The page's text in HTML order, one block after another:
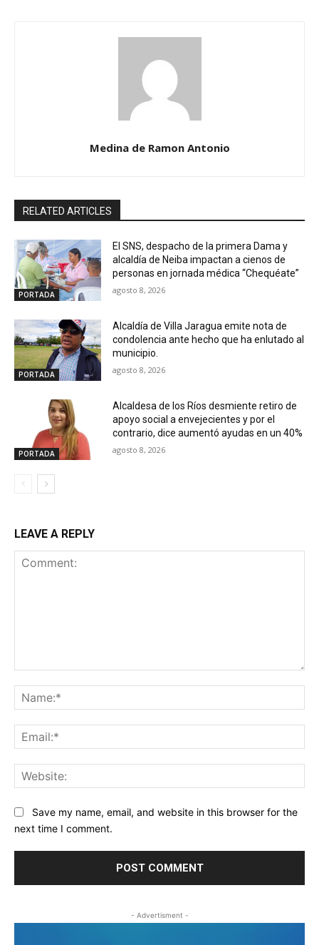
Medina de Ramon Antonio
RELATED ARTICLES
PORTADA
El SNS, despacho de la primera Dama y
alcaldía de Neiba impactan a cienos de
personas en jornada médica “Chequéate”
agosto 8, 2026
PORTADA
Alcaldía de Villa Jaragua emite nota de
condolencia ante hecho que ha enlutado al
municipio.
agosto 8, 2026
PORTADA
Alcaldesa de los Ríos desmiente retiro de
apoyo social a envejecientes y por el
contrario, dice aumentó ayudas en un 40%
agosto 8, 2026
LEAVE A REPLY
Save my name, email, and website in this browser for the
next time I comment.
- Advertisment -